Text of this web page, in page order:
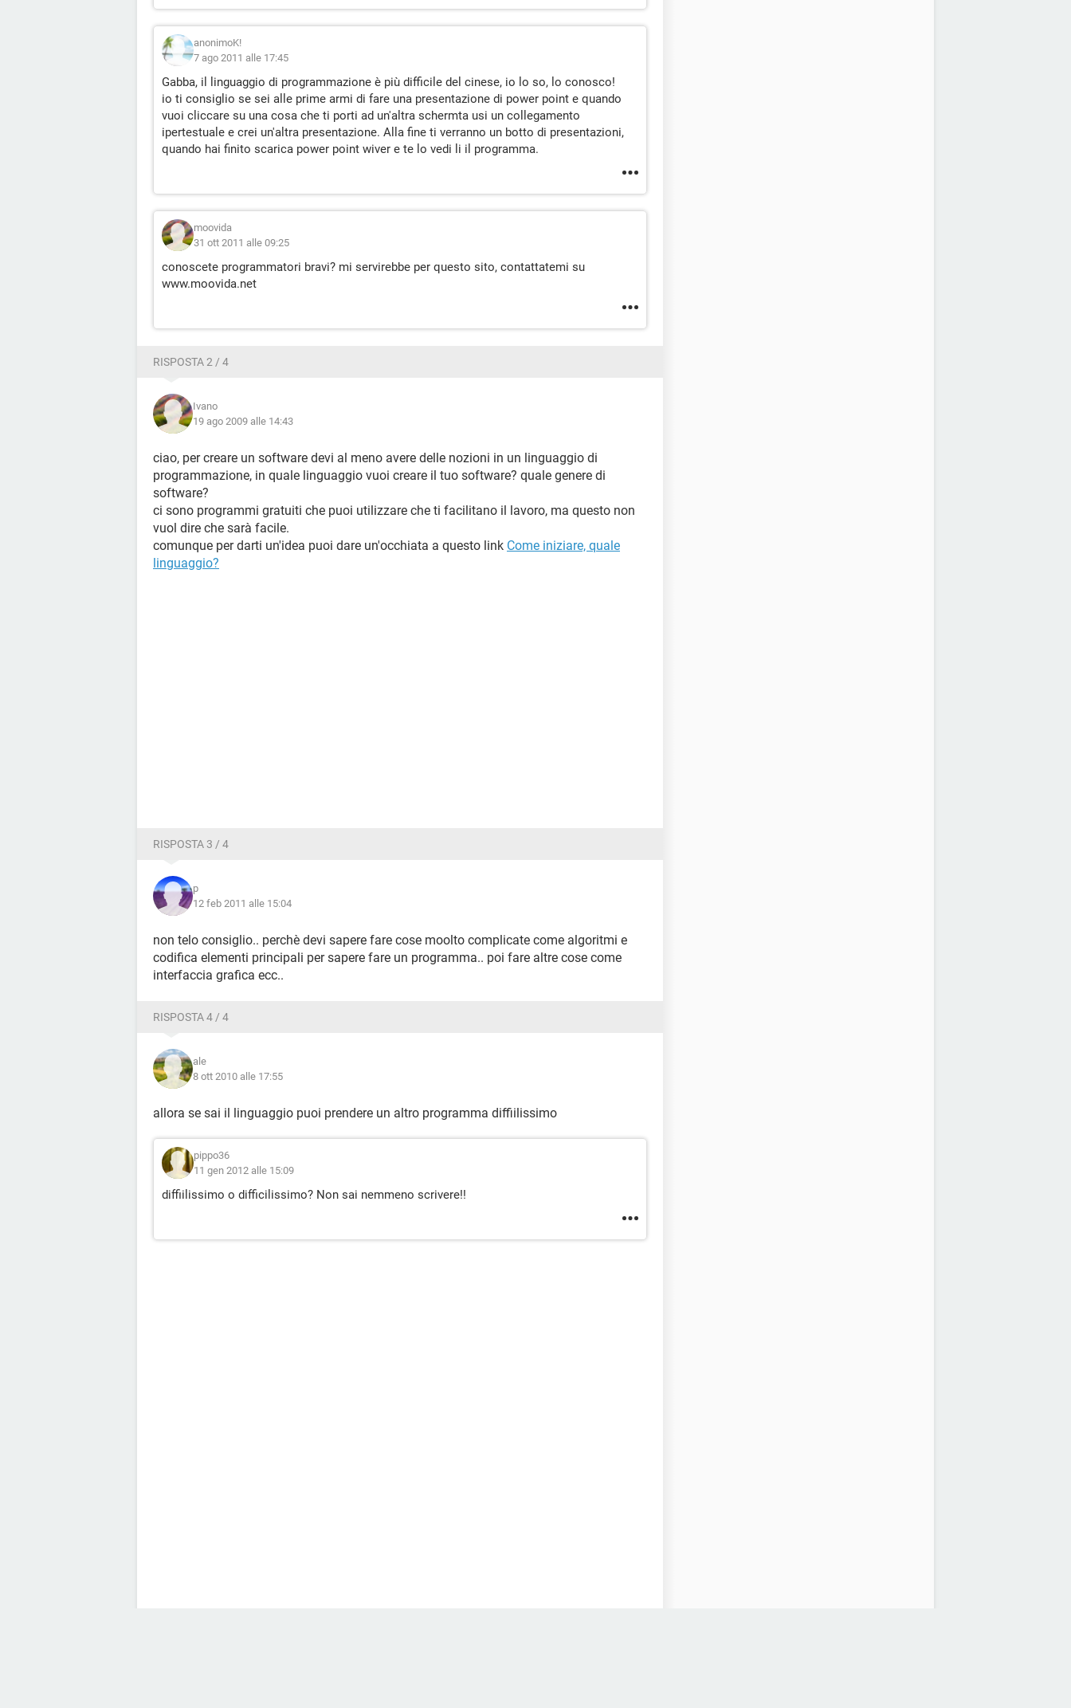
anonimoK!
7 ago 2011 alle 17:45
Gabba, il linguaggio di programmazione è più difficile del cinese, io lo so, lo conosco!
io ti consiglio se sei alle prime armi di fare una presentazione di power point e quando
vuoi cliccare su una cosa che ti porti ad un'altra schermta usi un collegamento
ipertestuale e crei un'altra presentazione. Alla fine ti verranno un botto di presentazioni,
quando hai finito scarica power point wiver e te lo vedi li il programma.
moovida
31 ott 2011 alle 09:25
conoscete programmatori bravi? mi servirebbe per questo sito, contattatemi su
www.moovida.net
RISPOSTA 2 / 4
Ivano
19 ago 2009 alle 14:43
ciao, per creare un software devi al meno avere delle nozioni in un linguaggio di
programmazione, in quale linguaggio vuoi creare il tuo software? quale genere di
software?
ci sono programmi gratuiti che puoi utilizzare che ti facilitano il lavoro, ma questo non
vuol dire che sarà facile.
comunque per darti un'idea puoi dare un'occhiata a questo link Come iniziare, quale
linguaggio?
RISPOSTA 3 / 4
p
12 feb 2011 alle 15:04
non telo consiglio.. perchè devi sapere fare cose moolto complicate come algoritmi e
codifica elementi principali per sapere fare un programma.. poi fare altre cose come
interfaccia grafica ecc..
RISPOSTA 4 / 4
ale
8 ott 2010 alle 17:55
allora se sai il linguaggio puoi prendere un altro programma diffiilissimo
pippo36
11 gen 2012 alle 15:09
diffiilissimo o difficilissimo? Non sai nemmeno scrivere!!